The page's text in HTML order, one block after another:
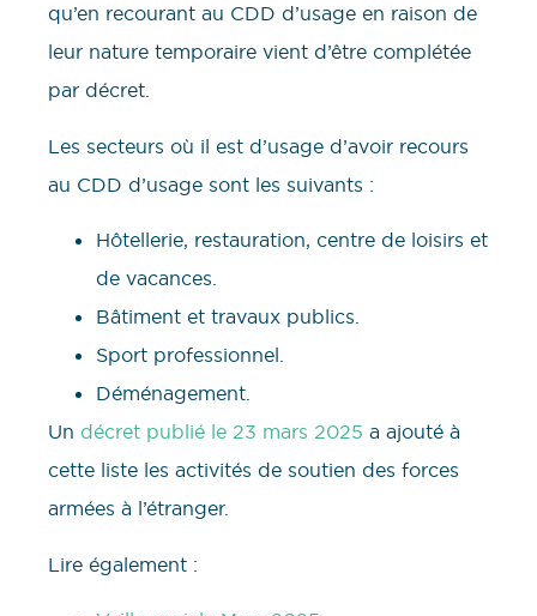
qu’en recourant au CDD d’usage en raison de
leur nature temporaire vient d’être complétée
par décret.
Les secteurs où il est d’usage d’avoir recours
au CDD d’usage sont les suivants :
Hôtellerie, restauration, centre de loisirs et
de vacances.
Bâtiment et travaux publics.
Sport professionnel.
Déménagement.
Un décret publié le 23 mars 2025 a ajouté à
cette liste les activités de soutien des forces
armées à l’étranger.
Lire également :